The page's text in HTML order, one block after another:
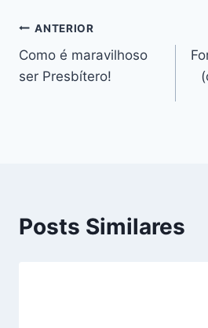
Navegação
de
ANTERIOR
Como é maravilhoso
ser Presbítero!
Posts Similares